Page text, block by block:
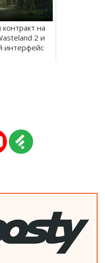
на
2 и
интерфейс